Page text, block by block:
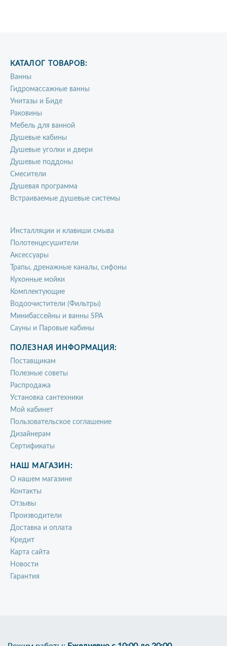
КАТАЛОГ ТОВАРОВ:
Ванны
Гидромассажные ванны
Унитазы и Биде
Раковины
Мебель для ванной
Душевые кабины
Душевые уголки и двери
Душевые поддоны
Смесители
Душевая программа
Встраиваемые душевые системы
Инсталляции и клавиши смыва
Полотенцесушители
Аксессуары
Трапы, дренажные каналы, сифоны
Кухонные мойки
Комплектующие
Водоочистители (Фильтры)
Минибассейны и ванны SPA
Сауны и Паровые кабины
ПОЛЕЗНАЯ ИНФОРМАЦИЯ:
Поставщикам
Полезные советы
Распродажа
Установка сантехники
Мой кабинет
Пользовательское соглашение
Дизайнерам
Сертификаты
НАШ МАГАЗИН:
О нашем магазине
Контакты
Отзывы
Производители
Доставка и оплата
Кредит
Карта сайта
Новости
Гарантия